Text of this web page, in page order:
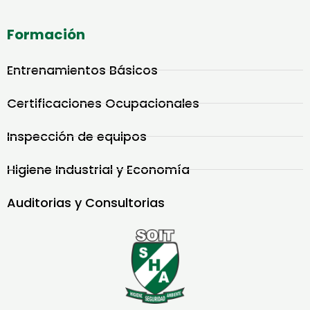
Formación
Entrenamientos Básicos
Certificaciones Ocupacionales
Inspección de equipos
Higiene Industrial y Economía
Auditorias y Consultorias